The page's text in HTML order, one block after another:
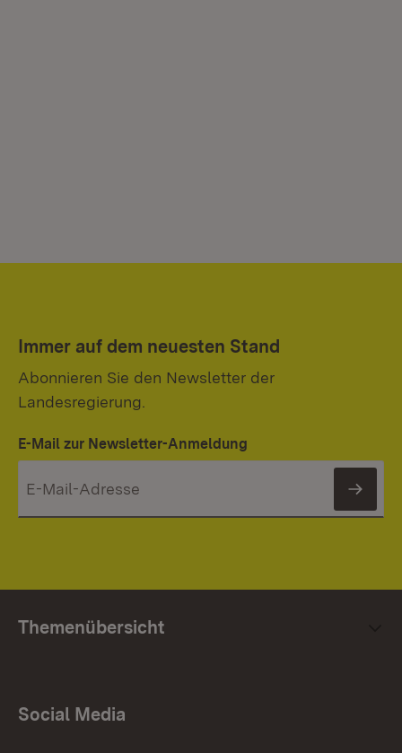
Immer auf dem neuesten Stand
Abonnieren Sie den Newsletter der
Landesregierung.
E-Mail zur Newsletter-Anmeldung
Themenübersicht
Social Media